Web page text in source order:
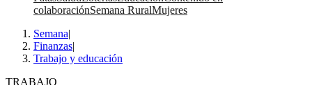
colaboraciónSemana RuralMujeres
Semana|
Finanzas|
Trabajo y educación
TRABAJO